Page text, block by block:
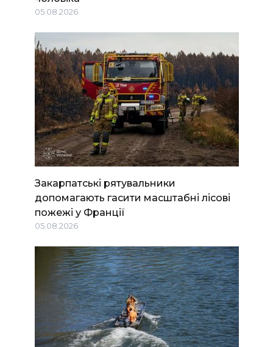
05.08.2026
Закарпатські рятувальники
допомагають гасити масштабні лісові
пожежі у Франції
05.08.2026